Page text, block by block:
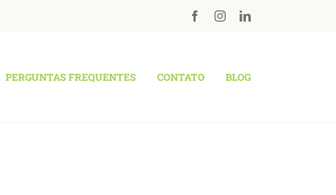
PERGUNTAS FREQUENTES CONTATO BLOG